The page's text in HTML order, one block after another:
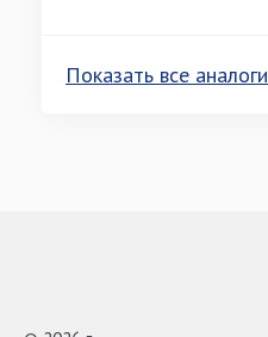
Показать все аналоги